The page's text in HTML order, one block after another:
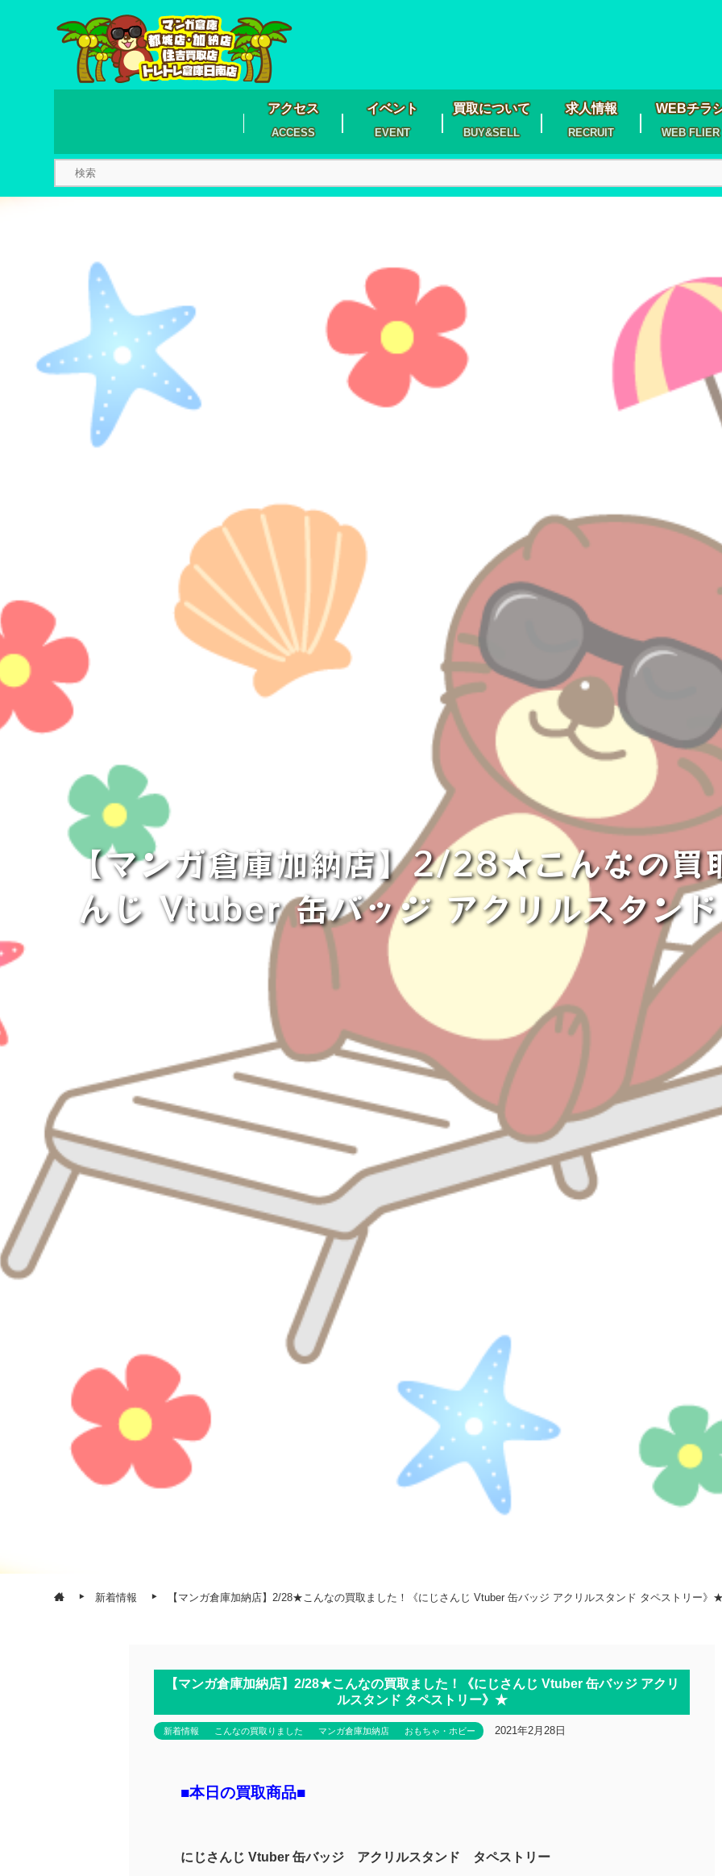
アクセス
ACCESS
イベント
EVENT
買取について
BUY&SELL
求人情報
RECRUIT
WEBチラ
WEB FLIER
【マンガ倉庫加納店】2/28★こんなの買
んじ Vtuber 缶バッジ アクリルスタン
新着情報 【マンガ倉庫加納店】2/28★こんなの買取ました！《にじさんじ Vtuber 缶バッジ アクリルスタンド タペストリー》
【マンガ倉庫加納店】2/28★こんなの買取ました！《にじさんじ Vtuber 缶バッジ アクリ
ルスタンド タペストリー》★
新着情報 こんなの買取りました マンガ倉庫加納店 おもちゃ・ホビー 2021年2月28日
■本日の買取商品■
にじさんじ Vtuber 缶バッジ アクリルスタンド タペストリー